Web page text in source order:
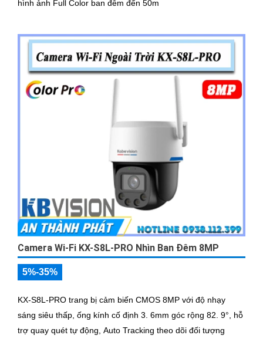
hình ảnh Full Color ban đêm đến 50m
Camera Wi-Fi KX-S8L-PRO Nhìn Ban Đêm 8MP
5%-35%
KX-S8L-PRO trang bị cảm biến CMOS 8MP với độ nhạy
sáng siêu thấp, ống kính cố định 3. 6mm góc rộng 82. 9°, hỗ
trợ quay quét tự động, Auto Tracking theo dõi đối tượng